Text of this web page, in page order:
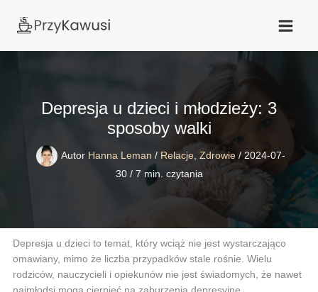
Depresja u dzieci i młodzieży: 3
sposoby walki
Autor Hanna Leman / Relacje Zdrowie / 2024-07-
30 / 7 min. czytania
Depresja u dzieci to temat, który wciąż nie jest wystarczająco
omawiany, mimo że liczba przypadków stale rośnie. Wielu
rodziców, nauczycieli i opiekunów nie jest świadomych, że nawet